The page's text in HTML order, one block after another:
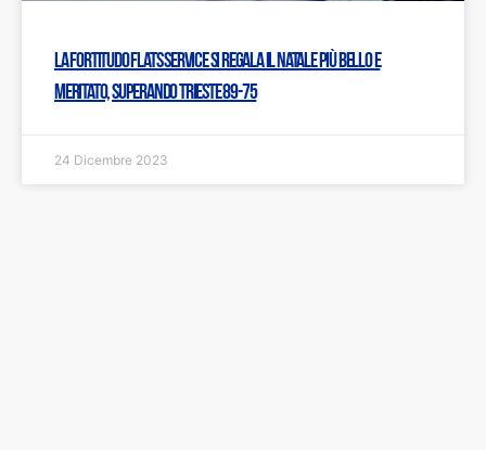
La Fortitudo Flats Service si regala il Natale più bello e
meritato, superando Trieste 89-75
24 Dicembre 2023